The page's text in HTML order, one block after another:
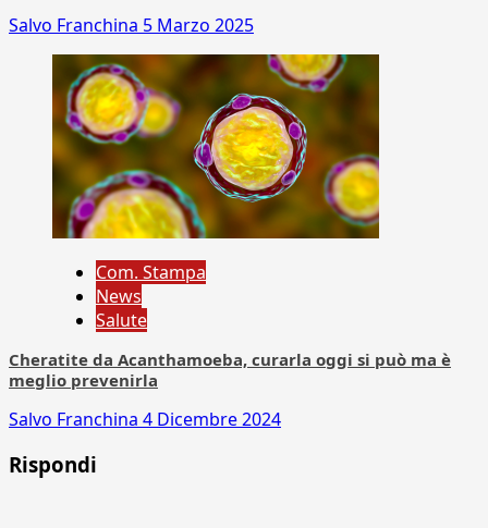
Salvo Franchina 5 Marzo 2025
Com. Stampa
News
Salute
Cheratite da Acanthamoeba, curarla oggi si può ma è
meglio prevenirla
Salvo Franchina 4 Dicembre 2024
Rispondi